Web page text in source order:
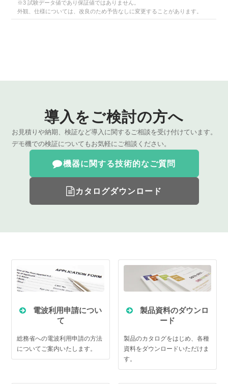
※3 試験データ値であり保証値ではありません。
外観、仕様については、改良のため予告なしに変更することがあります。
導入をご検討の方へ
お見積りや納期、検証など導入に関するご相談を受け付けています。
デモ機での検証についてもお気軽にご相談ください。
機器に関する技術的なご質問
カタログダウンロード
電波利用申請につい
て
総務省への電波利用申請の方法
についてご案内いたします。
製品資料のダウンロ
ード
製品のカタログをはじめ、各種
資料をダウンロードいただけま
す。